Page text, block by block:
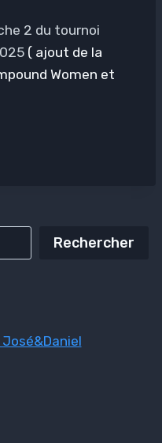
2 du tournoi
( ajout de la
Women et
Rechercher